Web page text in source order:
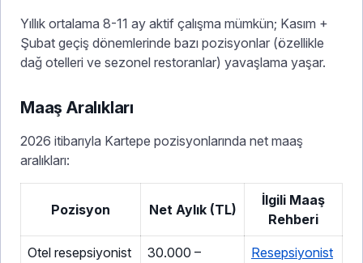
Yıllık ortalama 8-11 ay aktif çalışma mümkün; Kasım +
Şubat geçiş dönemlerinde bazı pozisyonlar (özellikle
dağ otelleri ve sezonel restoranlar) yavaşlama yaşar.
Maaş Aralıkları
2026 itibarıyla Kartepe pozisyonlarında net maaş
aralıkları:
Pozisyon Net Aylık (TL)
İlgili Maaş
Rehberi
Otel resepsiyonist
30.000 –
Resepsiyonist